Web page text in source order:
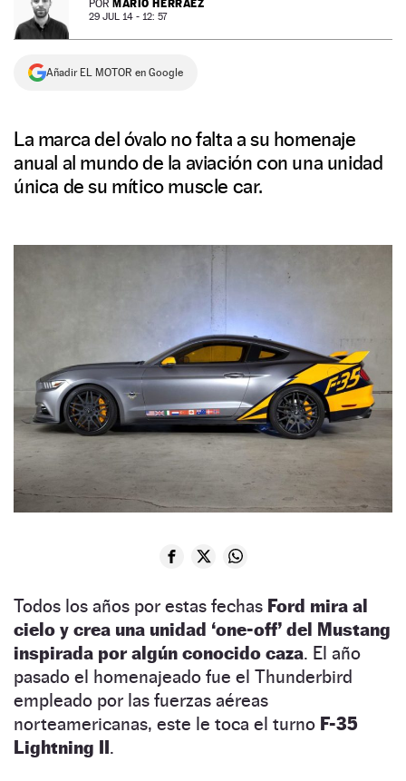
NEWSLETTER
SÍGUENOS
POR MARIO HERRÁEZ
29 JUL 14 - 12: 57
Añadir EL MOTOR en Google
La marca del óvalo no falta a su homenaje
anual al mundo de la aviación con una unidad
única de su mítico muscle car.
Todos los años por estas fechas Ford mira al
cielo y crea una unidad ‘one-off’ del Mustang
inspirada por algún conocido caza. El año
pasado el homenajeado fue el Thunderbird
empleado por las fuerzas aéreas
norteamericanas, este le toca el turno F-35
Lightning II.